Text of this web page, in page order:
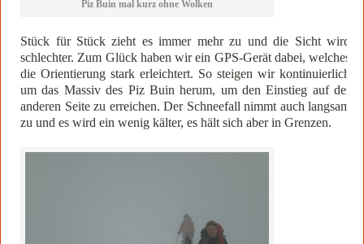
Piz Buin mal kurz ohne Wolken
Stück für Stück zieht es immer mehr zu und die Sicht wird
schlechter. Zum Glück haben wir ein GPS-Gerät dabei, welches
die Orientierung stark erleichtert. So steigen wir kontinuierlich
um das Massiv des Piz Buin herum, um den Einstieg auf der
anderen Seite zu erreichen. Der Schneefall nimmt auch langsam
zu und es wird ein wenig kälter, es hält sich aber in Grenzen.